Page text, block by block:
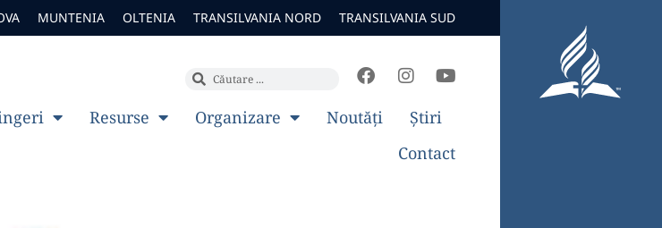
MUNTENIA OLTENIA TRANSILVANIA NORD TRANSILVANIA SUD
Resurse Organizare Noutăți
Știri
Contact